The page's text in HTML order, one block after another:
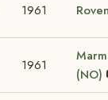
1961
1961
(NO)